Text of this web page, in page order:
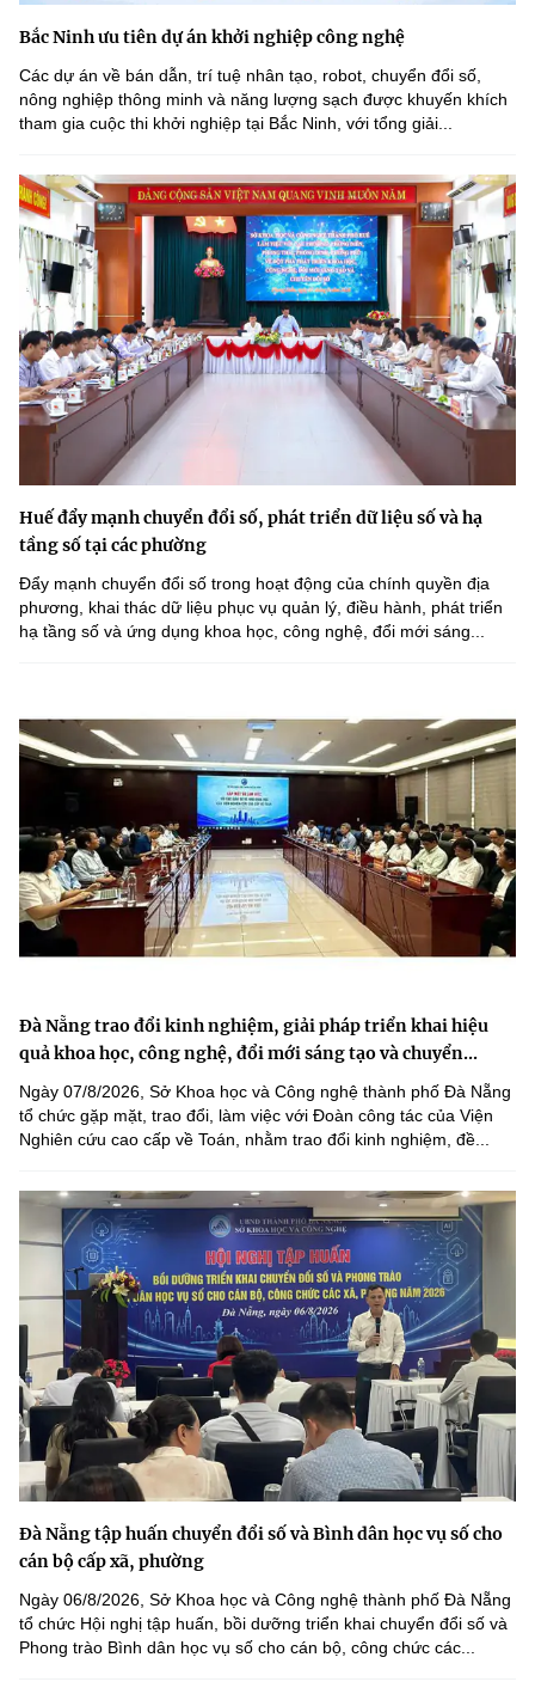
Bắc Ninh ưu tiên dự án khởi nghiệp công nghệ
Các dự án về bán dẫn, trí tuệ nhân tạo, robot, chuyển đổi số,
nông nghiệp thông minh và năng lượng sạch được khuyến khích
tham gia cuộc thi khởi nghiệp tại Bắc Ninh, với tổng giải...
Huế đẩy mạnh chuyển đổi số, phát triển dữ liệu số và hạ
tầng số tại các phường
Đẩy mạnh chuyển đổi số trong hoạt động của chính quyền địa
phương, khai thác dữ liệu phục vụ quản lý, điều hành, phát triển
hạ tầng số và ứng dụng khoa học, công nghệ, đổi mới sáng...
Đà Nẵng trao đổi kinh nghiệm, giải pháp triển khai hiệu
quả khoa học, công nghệ, đổi mới sáng tạo và chuyển...
Ngày 07/8/2026, Sở Khoa học và Công nghệ thành phố Đà Nẵng
tổ chức gặp mặt, trao đổi, làm việc với Đoàn công tác của Viện
Nghiên cứu cao cấp về Toán, nhằm trao đổi kinh nghiệm, đề...
Đà Nẵng tập huấn chuyển đổi số và Bình dân học vụ số cho
cán bộ cấp xã, phường
Ngày 06/8/2026, Sở Khoa học và Công nghệ thành phố Đà Nẵng
tổ chức Hội nghị tập huấn, bồi dưỡng triển khai chuyển đổi số và
Phong trào Bình dân học vụ số cho cán bộ, công chức các...